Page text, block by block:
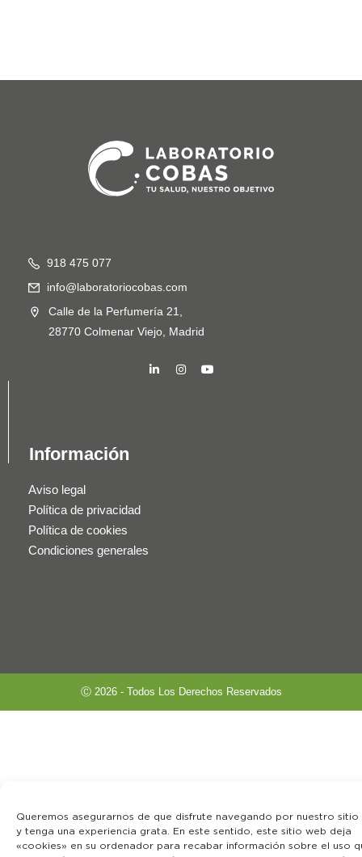
Queremos asegurarnos de que disfrute navegando por nuestro sitio
y tenga una experiencia grata. En este sentido, este sitio web deja
«cookies» en su ordenador para recabar información sobre el uso
918 475 077
info@laboratoriocobas.com
Calle de la Perfumería 21,
28770 Colmenar Viejo, Madrid
Información
Aviso legal
Política de privacidad
Política de cookies
Condiciones generales
Ⓒ 2026 - Todos Los Derechos Reservados